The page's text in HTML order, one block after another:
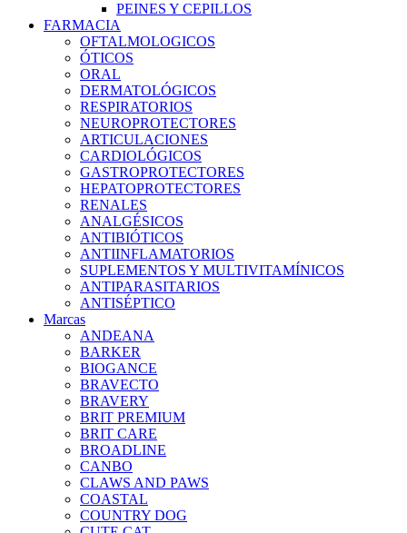
PEINES Y CEPILLOS
FARMACIA
OFTALMOLOGICOS
ÓTICOS
ORAL
DERMATOLÓGICOS
RESPIRATORIOS
NEUROPROTECTORES
ARTICULACIONES
CARDIOLÓGICOS
GASTROPROTECTORES
HEPATOPROTECTORES
RENALES
ANALGÉSICOS
ANTIBIÓTICOS
ANTIINFLAMATORIOS
SUPLEMENTOS Y MULTIVITAMÍNICOS
ANTIPARASITARIOS
ANTISÉPTICO
Marcas
ANDEANA
BARKER
BIOGANCE
BRAVECTO
BRAVERY
BRIT PREMIUM
BRIT CARE
BROADLINE
CANBO
CLAWS AND PAWS
COASTAL
COUNTRY DOG